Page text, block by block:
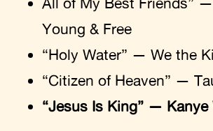
Young & Free
“Holy Water” — We the
“Citizen of Heaven” —
“Jesus Is King” — Kanye